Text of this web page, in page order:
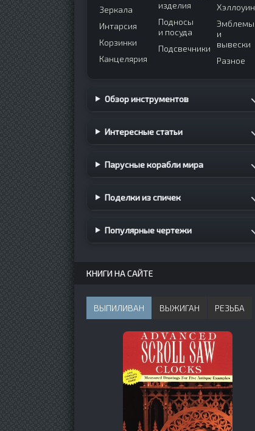
Зеркала
Интарсия
Корзинки
Канцелярия
изделия
Подносы
и посуда
Подсвечники
Хэллоуин
Эмблемы
и
вывески
Разное
Обзор инструментов
Интересные статьи
Парусные корабли мира
Поделки из спичек
Популярные чертежи
КНИГИ НА САЙТЕ
ВЫПИЛИВАН ВЫЖИГАН РЕЗЬБА